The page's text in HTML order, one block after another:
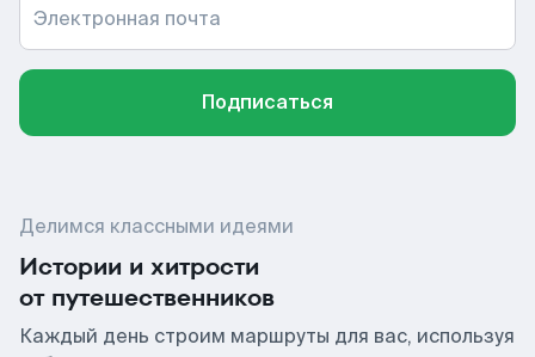
Электронная почта
Подписаться
Делимся классными идеями
Истории и хитрости
от путешественников
Каждый день строим маршруты для вас, используя